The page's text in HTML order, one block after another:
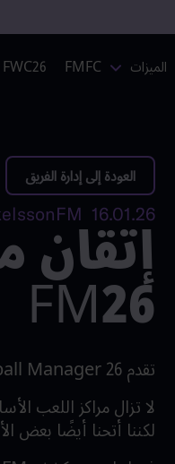
الميزات FMFC
FWC26
العودة إلى إدارة الفريق
16.01.26 SteinkelssonFM
إتقان
FM26
تقدمManager 26
لا تزال مراكز اللعب
لكننا أتحنا أيضًا بعض